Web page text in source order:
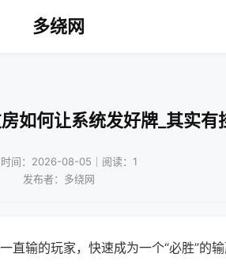
多绕网
如何让系统发好牌_其实有
间：2026-08-05｜阅读：1
发布者：多绕网
直输的玩家，快速成为一个“必胜”的